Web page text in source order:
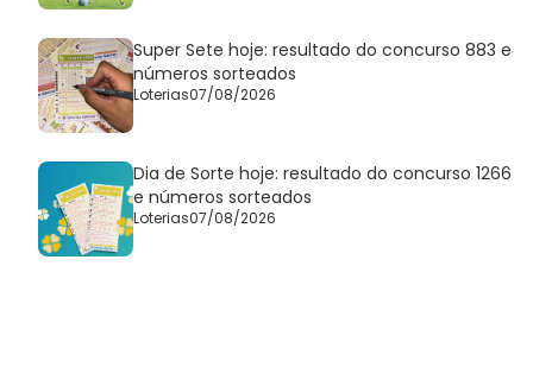
Super Sete hoje: resultado do concurso 883 e
números sorteados
Loterias07/08/2026
Dia de Sorte hoje: resultado do concurso 1266
e números sorteados
Loterias07/08/2026